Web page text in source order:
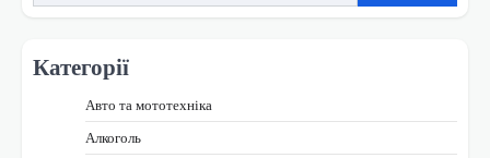
Категорії
Авто та мототехніка
Алкоголь